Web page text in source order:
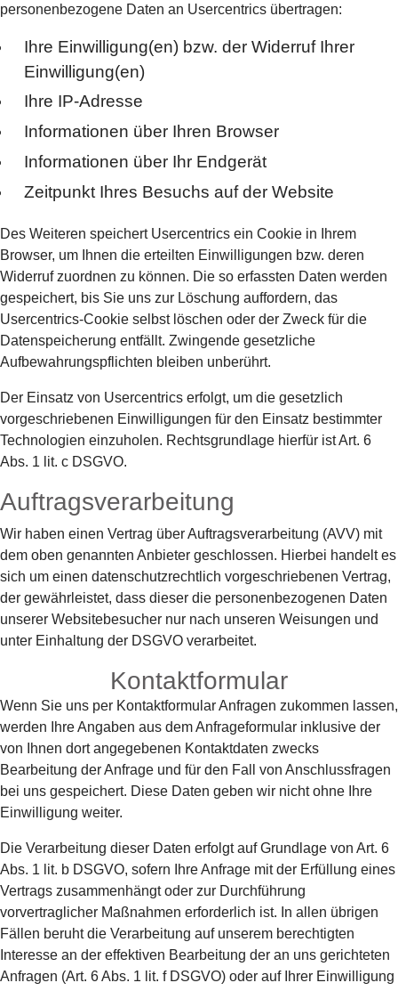
personenbezogene Daten an Usercentrics übertragen:
Ihre Einwilligung(en) bzw. der Widerruf Ihrer
Einwilligung(en)
Ihre IP-Adresse
Informationen über Ihren Browser
Informationen über Ihr Endgerät
Zeitpunkt Ihres Besuchs auf der Website
Des Weiteren speichert Usercentrics ein Cookie in Ihrem
Browser, um Ihnen die erteilten Einwilligungen bzw. deren
Widerruf zuordnen zu können. Die so erfassten Daten werden
gespeichert, bis Sie uns zur Löschung auffordern, das
Usercentrics-Cookie selbst löschen oder der Zweck für die
Datenspeicherung entfällt. Zwingende gesetzliche
Aufbewahrungspflichten bleiben unberührt.
Der Einsatz von Usercentrics erfolgt, um die gesetzlich
vorgeschriebenen Einwilligungen für den Einsatz bestimmter
Technologien einzuholen. Rechtsgrundlage hierfür ist Art. 6
Abs. 1 lit. c DSGVO.
Auftragsverarbeitung
Wir haben einen Vertrag über Auftragsverarbeitung (AVV) mit
dem oben genannten Anbieter geschlossen. Hierbei handelt es
sich um einen datenschutzrechtlich vorgeschriebenen Vertrag,
der gewährleistet, dass dieser die personenbezogenen Daten
unserer Websitebesucher nur nach unseren Weisungen und
unter Einhaltung der DSGVO verarbeitet.
Kontaktformular
Wenn Sie uns per Kontaktformular Anfragen zukommen lassen,
werden Ihre Angaben aus dem Anfrageformular inklusive der
von Ihnen dort angegebenen Kontaktdaten zwecks
Bearbeitung der Anfrage und für den Fall von Anschlussfragen
bei uns gespeichert. Diese Daten geben wir nicht ohne Ihre
Einwilligung weiter.
Die Verarbeitung dieser Daten erfolgt auf Grundlage von Art. 6
Abs. 1 lit. b DSGVO, sofern Ihre Anfrage mit der Erfüllung eines
Vertrags zusammenhängt oder zur Durchführung
vorvertraglicher Maßnahmen erforderlich ist. In allen übrigen
Fällen beruht die Verarbeitung auf unserem berechtigten
Interesse an der effektiven Bearbeitung der an uns gerichteten
Anfragen (Art. 6 Abs. 1 lit. f DSGVO) oder auf Ihrer Einwilligung